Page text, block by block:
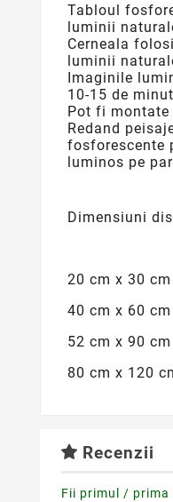
Tabloul
luminii
Cerneala
luminii
Imaginile
10-15 de
Pot fi
Redand
fosforescente
luminos pe
Dimensiuni
20 cm x 30 cm
40 cm x 60 cm
52 cm x 90
80 cm x 120
Recenzii
Fii primul / prima